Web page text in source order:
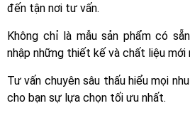
đến tận nơi tư vấn.
Không chỉ là mẫu sản phẩm có
nhập những thiết kế và chất liệu mới
Tư vấn chuyên sâu thấu hiểu mọi
cho bạn sự lựa chọn tối ưu nhất.